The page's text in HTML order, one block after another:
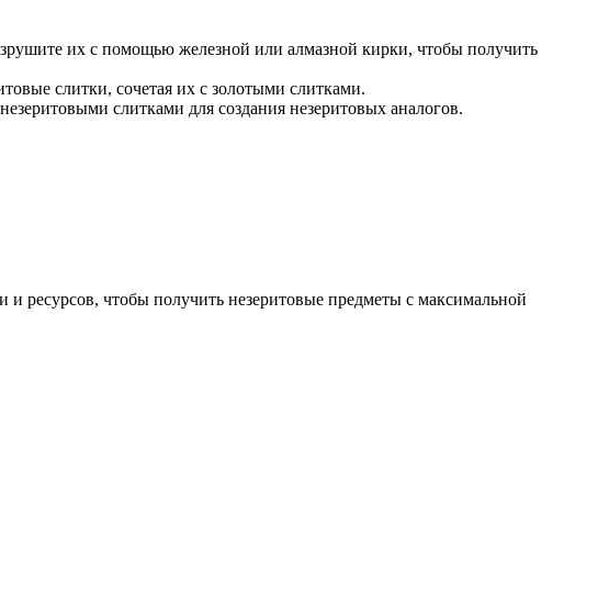
их с помощью железной или алмазной кирки, чтобы получить
слитки, сочетая их с золотыми слитками.
слитками для создания незеритовых аналогов.
и ресурсов, чтобы получить незеритовые предметы с максимальной